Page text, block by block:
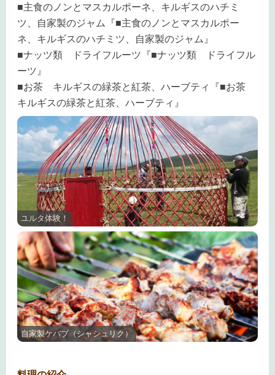
■主食のノンとマスカルポーネ、キルギスのハチミ
ツ、自家製のジャム『■主食のノンとマスカルポー
ネ、キルギスのハチミツ、自家製のジャム』
■ナッツ類 ドライフルーツ『■ナッツ類 ドライフル
ーツ』
■お茶 キルギスの緑茶と紅茶、ハーブティ『■お茶
キルギスの緑茶と紅茶、ハーブティ』
ユルタ体験！
自家製ケバブ（シャシュリク）